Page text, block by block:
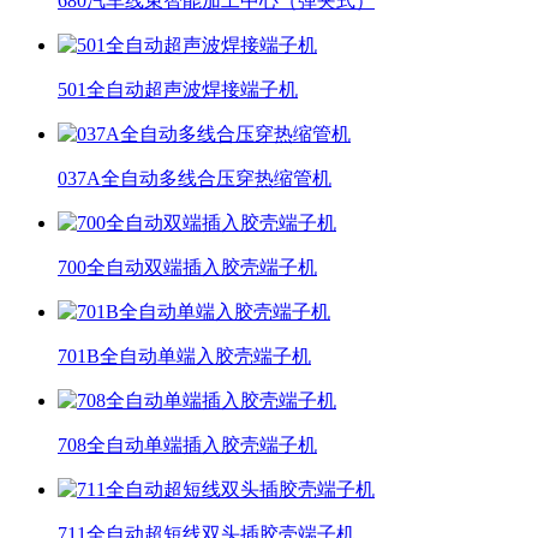
501全自动超声波焊接端子机
037A全自动多线合压穿热缩管机
700全自动双端插入胶壳端子机
701B全自动单端入胶壳端子机
708全自动单端插入胶壳端子机